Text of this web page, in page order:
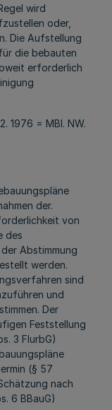
wird
oder,
Die Aufstellung
die bebauten
erforderlich
1976 = MBl. NW.
der.
von
des
Abstimmung
werden.
sind
und
Der
Feststellung
3 FlurbG)
(§ 57
nach
6 BBauG)